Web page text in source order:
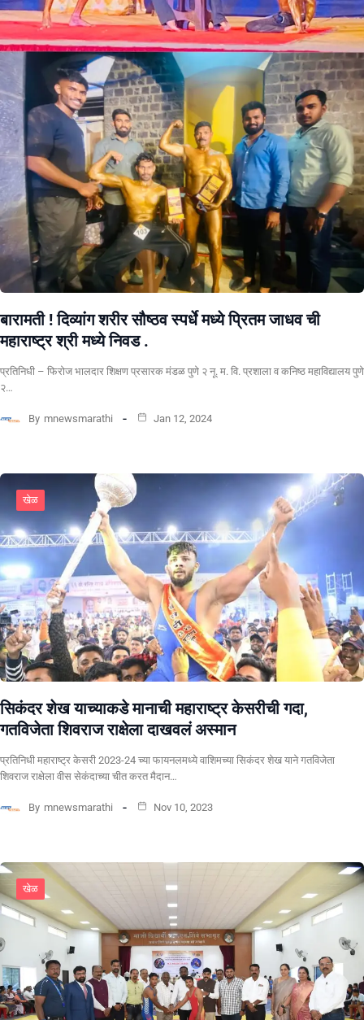
बारामती ! दिव्यांग शरीर सौष्ठव स्पर्धे मध्ये प्रितम जाधव ची
महाराष्ट्र श्री मध्ये निवड .
प्रतिनिधी – फिरोज भालदार शिक्षण प्रसारक मंडळ पुणे २ नू. म. वि. प्रशाला व कनिष्ठ महाविद्यालय पुणे
२…
By mnewsmarathi Jan 12, 2024
खेळ
सिकंदर शेख याच्याकडे मानाची महाराष्ट्र केसरीची गदा,
गतविजेता शिवराज राक्षेला दाखवलं अस्मान
प्रतिनिधी महाराष्ट्र केसरी 2023-24 च्या फायनलमध्ये वाशिमच्या सिकंदर शेख याने गतविजेता
शिवराज राक्षेला वीस सेकंदाच्या चीत करत मैदान…
By mnewsmarathi Nov 10, 2023
खेळ